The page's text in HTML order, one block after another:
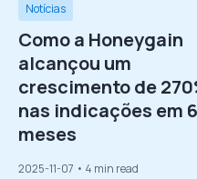
Notícias
Como a Honeygain
alcançou um
crescimento de
nas indicações em 6
meses
2025-11-07 • 4 min read